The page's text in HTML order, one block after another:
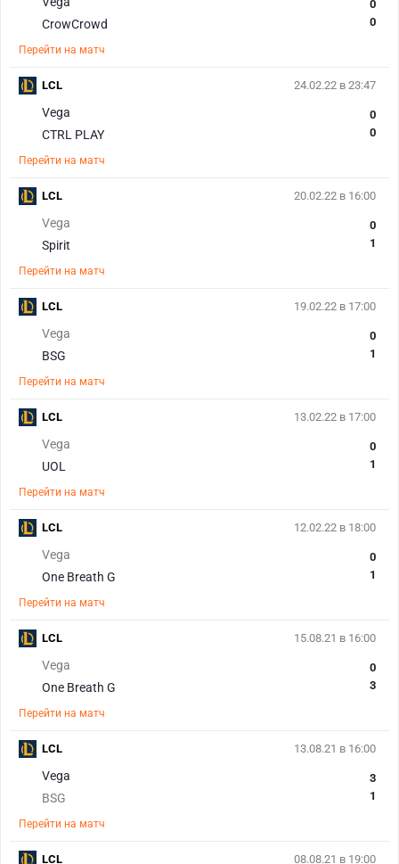
CrowCrowd
0
0
Перейти на матч
24.02.22 в 23:47
Vega
CTRL PLAY
0
0
Перейти на матч
LCL
20.02.22 в 16:00
Vega
Spirit
0
1
Перейти на матч
LCL
19.02.22 в 17:00
Vega
BSG
0
1
Перейти на матч
LCL
13.02.22 в 17:00
Vega
UOL
0
1
Перейти на матч
LCL
12.02.22 в 18:00
Vega
One Breath G
0
1
Перейти на матч
LCL
15.08.21 в 16:00
Vega
One Breath G
0
3
Перейти на матч
LCL
13.08.21 в 16:00
Vega
BSG
3
1
Перейти на матч
LCL
08.08.21 в 19:00
LCL